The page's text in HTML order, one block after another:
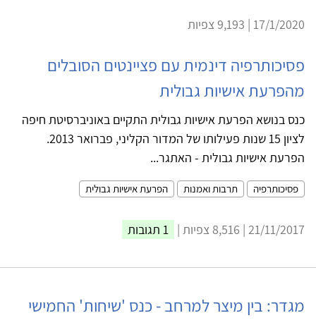
17/1/2020 | 9,193 צפיות
פסיכותרפיה דינמית עם פציינטים הסובלים
מהפרעת אישיות גבולית
כנס בנושא הפרעת אישיות גבולית התקיים באוניברסיטת חיפה
לציון 15 שנות פעילותו של המדור הקליני, פברואר 2013.
הפרעת אישיות גבולית - האתגר...
פסיכותרפיה תרבות ואמנות הפרעת אישיות גבולית
21/11/2017 | 8,516 צפיות | 1 תגובות
מגדר: בין מיצר למרחב - כנס 'שיחות' החמישי